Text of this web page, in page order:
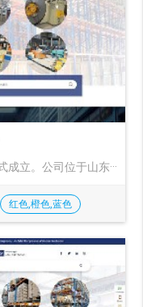
立。公司位于山东···
红色,橙色,蓝色